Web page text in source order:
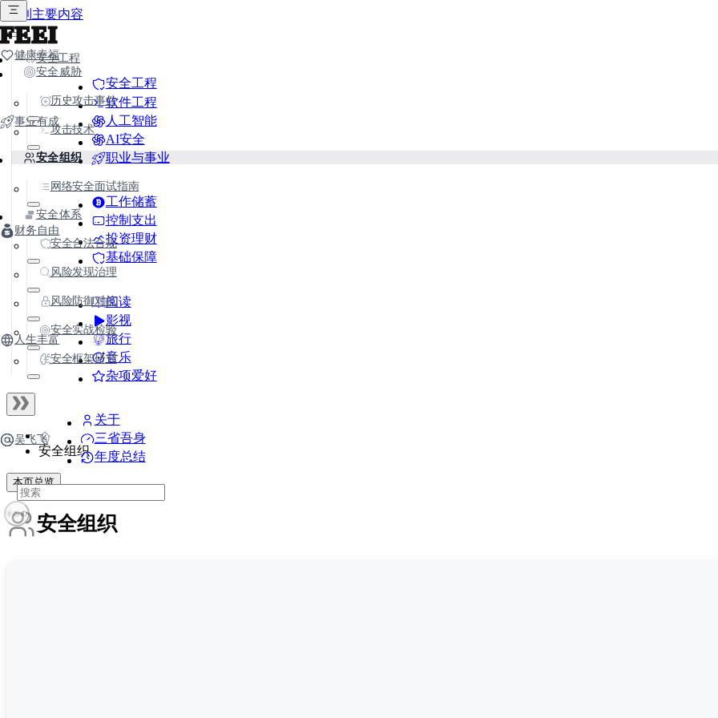
跳到主要内容
FEEI
健康幸福
事业有成
安全工程
软件工程
人工智能
AI安全
职业与事业
财务自由
工作储蓄
控制支出
投资理财
基础保障
人生丰富
阅读
影视
旅行
音乐
杂项爱好
吴飞飞
关于
三省吾身
年度总结
安全工程
安全威胁
历史攻击事件
攻击技术
安全组织
网络安全面试指南
安全体系
安全合法合规
风险发现治理
风险防御对抗
安全实战检验
安全框架研究
安全组织
本页总览
安全组织